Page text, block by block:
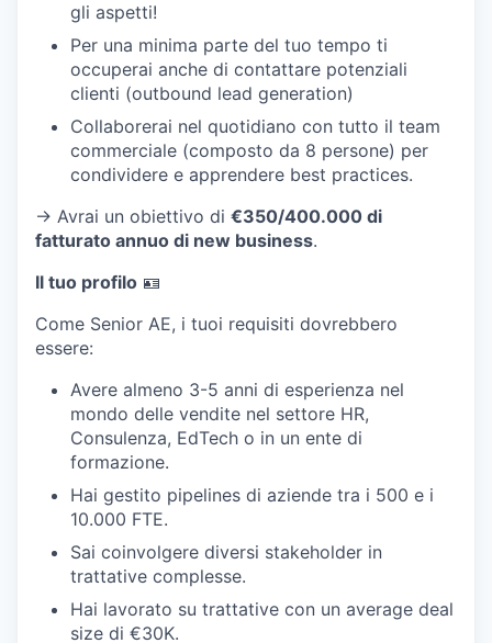
gli aspetti!
Per una minima parte del tuo tempo ti
occuperai anche di contattare potenziali
clienti (outbound lead generation)
Collaborerai nel quotidiano con tutto il team
commerciale (composto da 8 persone) per
condividere e apprendere best practices.
→ Avrai un obiettivo di €350/400.000 di
fatturato annuo di new business.
Il tuo profilo 🪪
Come Senior AE, i tuoi requisiti dovrebbero
essere:
Avere almeno 3-5 anni di esperienza nel
mondo delle vendite nel settore HR,
Consulenza, EdTech o in un ente di
formazione.
Hai gestito pipelines di aziende tra i 500 e i
10.000 FTE.
Sai coinvolgere diversi stakeholder in
trattative complesse.
Hai lavorato su trattative con un average deal
size di €30K.